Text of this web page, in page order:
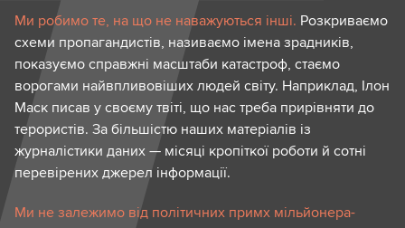
Ми робимо те, на що не наважуються інші. Розкриваємо
схеми пропагандистів, називаємо імена зрадників,
показуємо справжні масштаби катастроф, стаємо
ворогами найвпливовіших людей світу. Наприклад, Ілон
Маск писав у своєму твіті, що нас треба прирівняти до
терористів. За більшістю наших матеріалів із
журналістики даних — місяці кропіткої роботи й сотні
перевірених джерел інформації.
Ми не залежимо від політичних примх мільйонера-